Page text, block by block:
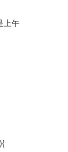
上午